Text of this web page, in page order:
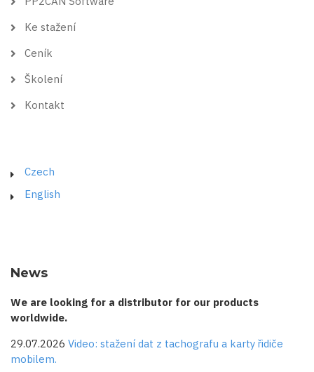
Ke stažení
Ceník
Školení
Kontakt
Czech
English
News
We are looking for a distributor for our products
worldwide.
29.07.2026 Video: stažení dat z tachografu a karty řidiče
mobilem.